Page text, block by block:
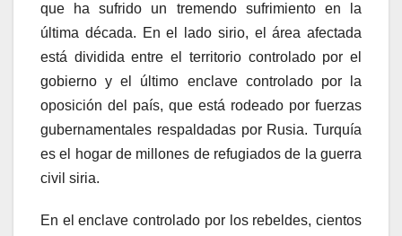
que ha sufrido un tremendo sufrimiento en la
última década. En el lado sirio, el área afectada
está dividida entre el territorio controlado por el
gobierno y el último enclave controlado por la
oposición del país, que está rodeado por fuerzas
gubernamentales respaldadas por Rusia. Turquía
es el hogar de millones de refugiados de la guerra
civil siria.
En el enclave controlado por los rebeldes, cientos